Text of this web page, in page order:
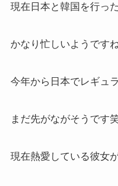
現在日本と韓国を行っ
かなり忙しいようです
今年から日本でレギュ
まだ先がながそうです
現在熱愛している彼女